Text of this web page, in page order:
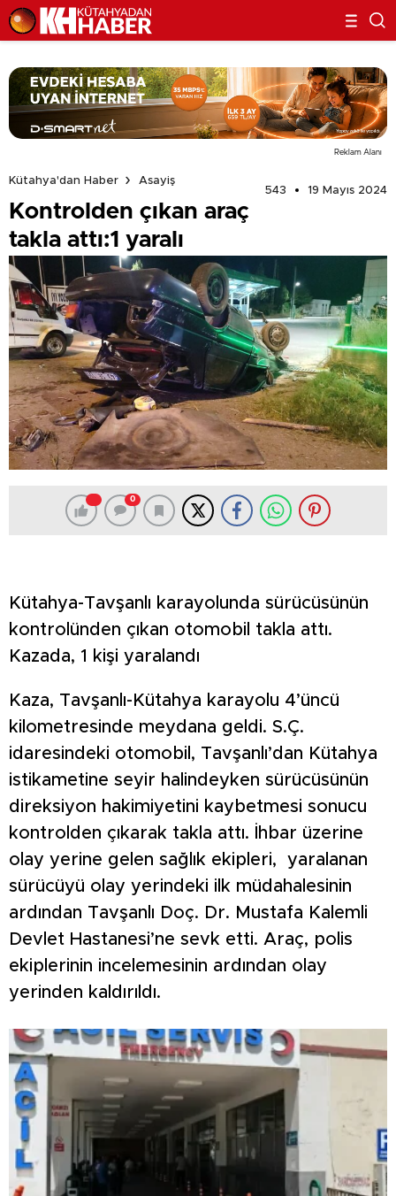
Reklam Alanı
Kütahya'dan Haber
Asayiş
543
19 Mayıs 2024
Kontrolden çıkan araç
takla attı:1 yaralı
0
Kütahya-Tavşanlı karayolunda sürücüsünün
kontrolünden çıkan otomobil takla attı.
Kazada, 1 kişi yaralandı
Kaza, Tavşanlı-Kütahya karayolu 4’üncü
kilometresinde meydana geldi. S.Ç.
idaresindeki otomobil, Tavşanlı’dan Kütahya
istikametine seyir halindeyken sürücüsünün
direksiyon hakimiyetini kaybetmesi sonucu
kontrolden çıkarak takla attı. İhbar üzerine
olay yerine gelen sağlık ekipleri, yaralanan
sürücüyü olay yerindeki ilk müdahalesinin
ardından Tavşanlı Doç. Dr. Mustafa Kalemli
Devlet Hastanesi’ne sevk etti. Araç, polis
ekiplerinin incelemesinin ardından olay
yerinden kaldırıldı.